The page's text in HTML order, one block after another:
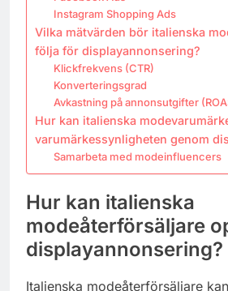
Instagram Shopping Ads
Vilka mätvärden bör italienska
följa för displayannonsering?
Klickfrekvens (CTR)
Konverteringsgrad
Avkastning på annonsutgifter
Hur kan italienska
varumärkessynligheten genom
Samarbeta med modeinfluencers
Hur kan italienska
modeåterförsäljare
displayannonsering?
Italienska modeåterförsäljare